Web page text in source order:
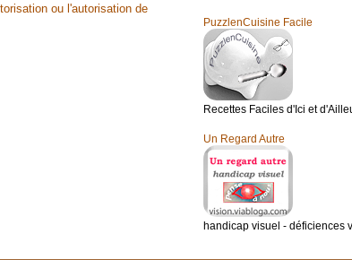
ou l'autorisation de
PuzzlenCuisine Facile
Recettes Faciles d'Ici et
Un Regard Autre
handicap visuel - déficiences